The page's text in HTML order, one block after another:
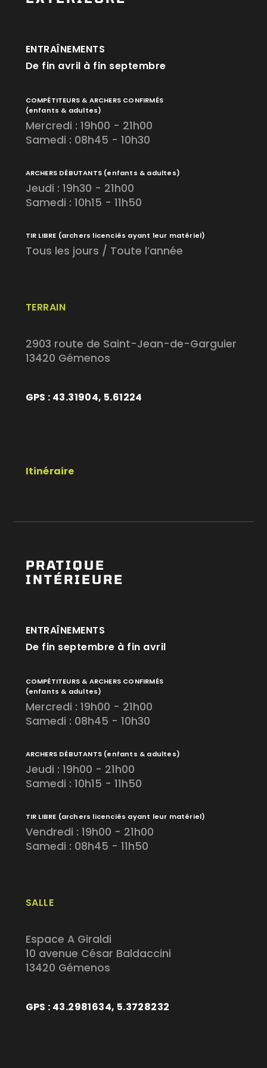
TERRAIN
2903 route de Saint-Jean-de-Garguier
13420 Gémenos
GPS : 43.31904, 5.61224
Itinéraire
ENTRAÎNEMENTS
De fin avril à fin septembre
COMPÉTITEURS & ARCHERS CONFIRMÉS
(enfants & adultes)
Mercredi : 19h00 - 21h00
Samedi : 08h45 - 10h30
ARCHERS DÉBUTANTS (enfants & adultes)
Jeudi : 19h30 - 21h00
Samedi : 10h15 - 11h50
TIR LIBRE (archers licenciés ayant leur matériel)
Tous les jours / Toute l’année
PRATIQUE
INTÉRIEURE
SALLE
Espace A Giraldi
10 avenue César Baldaccini
13420 Gémenos
GPS : 43.2981634, 5.3728232
ENTRAÎNEMENTS
De fin septembre à fin avril
COMPÉTITEURS & ARCHERS CONFIRMÉS
(enfants & adultes)
Mercredi : 19h00 - 21h00
Samedi : 08h45 - 10h30
ARCHERS DÉBUTANTS (enfants & adultes)
Jeudi : 19h00 - 21h00
Samedi : 10h15 - 11h50
TIR LIBRE (archers licenciés ayant leur matériel)
Vendredi : 19h00 - 21h00
Samedi : 08h45 - 11h50